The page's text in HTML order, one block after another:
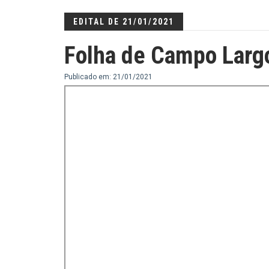
EDITAL DE 21/01/2021
Folha de Campo
Publicado em: 21/01/2021